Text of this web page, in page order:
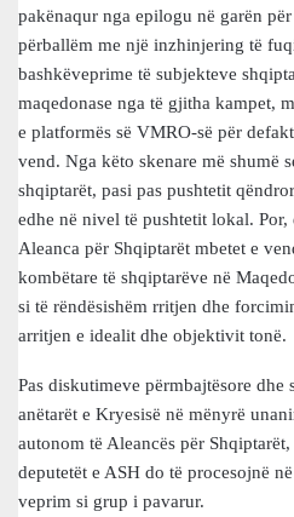
pakënaqur nga epilogu në garën
përballëm me një inzhinjering të
bashkëveprime të subjekteve
maqedonase nga të gjitha kampet,
e platformës së VMRO-së për
vend. Nga këto skenare më shumë
shqiptarët, pasi pas pushtetit
edhe në nivel të pushtetit lokal. Por,
Aleanca për Shqiptarët mbetet e
kombëtare të shqiptarëve në
si të rëndësishëm rritjen dhe
arritjen e idealit dhe objektivit tonë.
Pas diskutimeve përmbajtësore dhe
anëtarët e Kryesisë në mënyrë
autonom të Aleancës për
deputetët e ASH do të procesojnë
veprim si grup i pavarur.